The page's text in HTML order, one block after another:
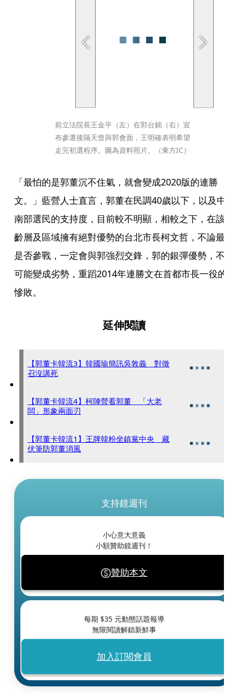
前立法院長王金平（左）在郭台銘（右）宣
布參選後隔天曾與郭會面，王明確表明希望
走完初選程序。圖為資料照片。（東方IC）
「最怕的是郭董沉不住氣，就會變成2020版的連勝
文。」藍營人士直言，郭董在民調40歲以下，以及中
南部選民的支持度，目前較不明顯，相較之下，在該
齡層及區域擁有絕對優勢的台北市長柯文哲，不論最
是否參戰，一定會與郭強烈交鋒，郭的銀彈優勢，不
可能變成劣勢，重蹈2014年連勝文在首都市長一役的
慘敗。
延伸閱讀
【郭董卡韓流3】韓國瑜簡訊吳敦義 對徵
召沒講死
【郭董卡韓流4】柯陣營看郭董 「大老
闆」形象兩面刃
【郭董卡韓流1】王牌韓粉坐鎮黨中央 藏
伏筆防郭董消風
支持鏡週刊
小心意大意義
小額贊助鏡週刊！
贊助本文
每期 $35 元動態話題報導
無限閱讀解鎖新鮮事
加入訂閱會員